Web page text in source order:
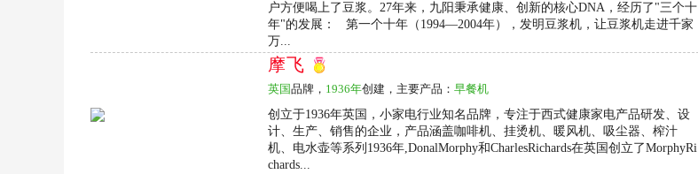
户方便喝上了豆浆。27年来，九阳秉承健康、创新的核心DNA，经历了"三个十
年"的发展： 第一个十年（1994—2004年），发明豆浆机，让豆浆机走进千家
万...
摩飞
英国品牌， 1936年创建，主要产品： 早餐机
创立于1936年英国，小家电行业知名品牌，专注于西式健康家电产品研发、设
计、生产、销售的企业，产品涵盖咖啡机、挂烫机、暖风机、吸尘器、榨汁
机、电水壶等系列1936年,DonalMorphy和CharlesRichards在英国创立了MorphyRi
chards...